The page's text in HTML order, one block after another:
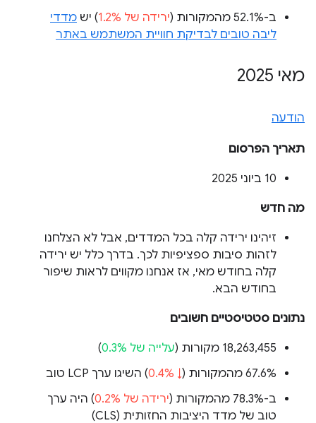
ב-52.1% מהמקורות (
ירידה של 1.2% ) יש מדדי
ליבה טובים לבדיקת חוויית המשתמש באתר
מאי 2025
הודעה
תאריך הפרסום
‫10 ביוני 2025
מה חדש
זיהינו ירידה קלה בכל המדדים, אבל לא הצלחנו
לזהות סיבות ספציפיות לכך. בדרך כלל יש ירידה
קלה בחודש מאי, אז אנחנו מקווים לראות שיפור
בחודש הבא.
נתונים סטטיסטיים חשובים
‫18,263,455 מקורות ( עלייה של 0.3%
)
‫67.6% מהמקורות (
↓ 0.4%
) השיגו ערך LCP טוב
ב-78.3% מהמקורות (
ירידה של 0.2%
) היה ערך
טוב של מדד היציבות החזותית (CLS)